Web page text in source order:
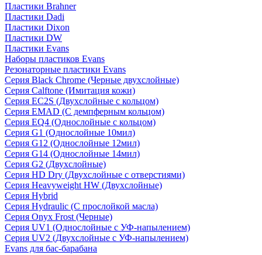
Пластики Brahner
Пластики Dadi
Пластики Dixon
Пластики DW
Пластики Evans
Наборы пластиков Evans
Резонаторные пластики Evans
Серия Black Chrome (Черные двухслойные)
Серия Calftone (Имитация кожи)
Серия EC2S (Двухслойные с кольцом)
Серия EMAD (С демпферным кольцом)
Серия EQ4 (Однослойные с кольцом)
Серия G1 (Однослойные 10мил)
Серия G12 (Однослойные 12мил)
Серия G14 (Однослойные 14мил)
Серия G2 (Двухслойные)
Серия HD Dry (Двухслойные с отверстиями)
Серия Heavyweight HW (Двухслойные)
Серия Hybrid
Серия Hydraulic (С прослойкой масла)
Серия Onyx Frost (Черные)
Серия UV1 (Однослойные с УФ-напылением)
Серия UV2 (Двухслойные с УФ-напылением)
Evans для бас-барабана